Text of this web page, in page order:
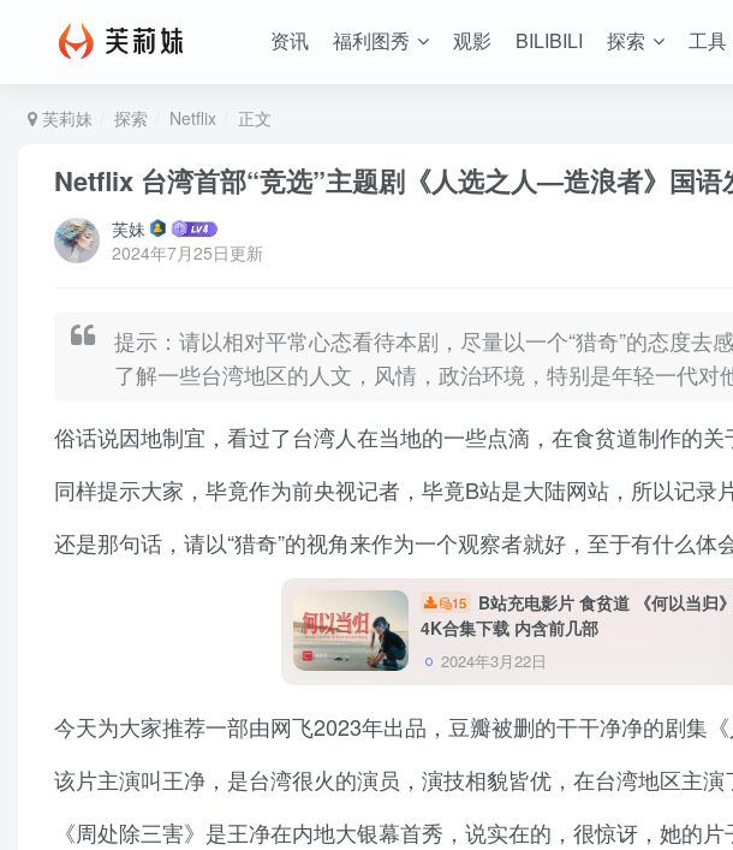
资讯 福利图秀 观影 BILIBILI 探索 工具
芙莉妹 探索 Netflix 正文
Netflix 台湾首部“竞选”主题剧《人选之人—造浪者》国语
芙妹
2024年7月25日更新
提示：请以相对平常心态看待本剧，尽量以一个“猎奇”的态度去
了解一些台湾地区的人文，风情，政治环境，特别是年轻一代对
俗话说因地制宜，看过了台湾人在当地的一些点滴，在食贫道制作的关
同样提示大家，毕竟作为前央视记者，毕竟B站是大陆网站，所以记录
还是那句话，请以“猎奇”的视角来作为一个观察者就好，至于有什么体
15
B站充电影片 食贫道 《何以当归
4K合集下载 内含前几部
2024年3月22日
今天为大家推荐一部由网飞2023年出品，豆瓣被删的干干净净的剧集
该片主演叫王净，是台湾很火的演员，演技相貌皆优，在台湾地区主演
《周处除三害》是王净在内地大银幕首秀，说实在的，很惊讶，她的